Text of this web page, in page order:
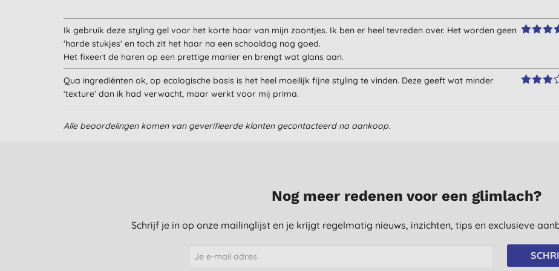
Ik gebruik deze styling gel voor het korte haar van mijn zoontjes. Ik ben er heel tevreden over. Het worden geen
'harde stukjes' en toch zit het haar na een schooldag nog goed.
Het fixeert de haren op een prettige manier en brengt wat glans aan.
Qua ingrediënten ok, op ecologische basis is het heel moeilijk fijne styling te vinden. Deze geeft wat minder
‘texture’ dan ik had verwacht, maar werkt voor mij prima.
Alle beoordelingen komen van geverifieerde klanten gecontacteerd na aankoop.
Nog meer redenen voor een glimlach?
Schrijf je in op onze mailinglijst en je krijgt regelmatig nieuws, inzichten, tips en exclusieve